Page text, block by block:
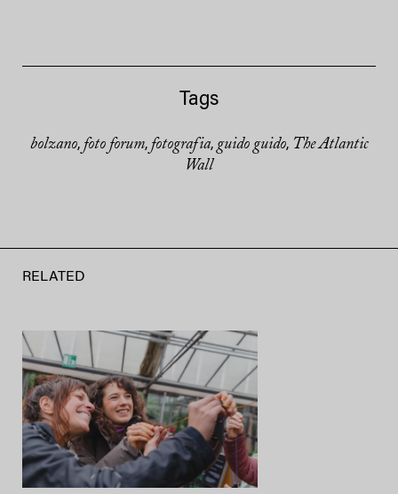
Tags
bolzano, foto forum, fotografia, guido guido, The Atlantic
Wall
RELATED